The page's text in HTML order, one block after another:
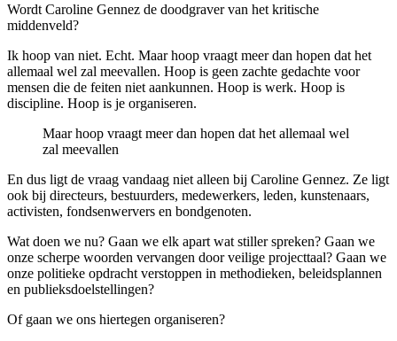
Wordt Caroline Gennez de doodgraver van het kritische
middenveld?
Ik hoop van niet. Echt. Maar hoop vraagt meer dan hopen dat het
allemaal wel zal meevallen. Hoop is geen zachte gedachte voor
mensen die de feiten niet aankunnen. Hoop is werk. Hoop is
discipline. Hoop is je organiseren.
Maar hoop vraagt meer dan hopen dat het allemaal wel
zal meevallen
En dus ligt de vraag vandaag niet alleen bij Caroline Gennez. Ze ligt
ook bij directeurs, bestuurders, medewerkers, leden, kunstenaars,
activisten, fondsenwervers en bondgenoten.
Wat doen we nu? Gaan we elk apart wat stiller spreken? Gaan we
onze scherpe woorden vervangen door veilige projecttaal? Gaan we
onze politieke opdracht verstoppen in methodieken, beleidsplannen
en publieksdoelstellingen?
Of gaan we ons hiertegen organiseren?